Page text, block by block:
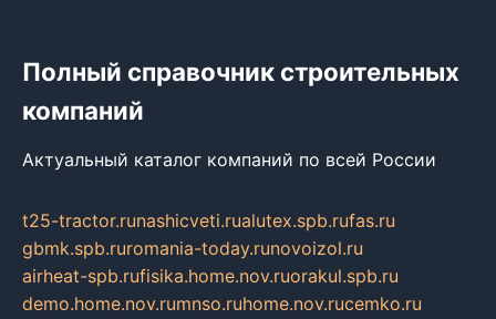
Полный справочник строительных
компаний
Актуальный каталог компаний по всей России
t25-tractor.runashicveti.rualutex.spb.rufas.ru
gbmk.spb.ruromania-today.runovoizol.ru
airheat-spb.rufisika.home.nov.ruorakul.spb.ru
demo.home.nov.rumnso.ruhome.nov.rucemko.ru